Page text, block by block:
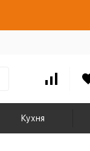
Кухня